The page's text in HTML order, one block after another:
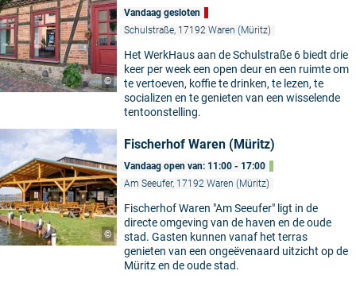
©
Vandaag gesloten
Schulstraße, 17192 Waren (Müritz)
Het WerkHaus aan de Schulstraße 6 biedt drie
keer per week een open deur en een ruimte om
te vertoeven, koffie te drinken, te lezen, te
socializen en te genieten van een wisselende
tentoonstelling.
©
Fischerhof Waren (Müritz)
Vandaag open van: 11:00 - 17:00
Am Seeufer, 17192 Waren (Müritz)
Fischerhof Waren "Am Seeufer" ligt in de
directe omgeving van de haven en de oude
stad. Gasten kunnen vanaf het terras
genieten van een ongeëvenaard uitzicht op de
Müritz en de oude stad.